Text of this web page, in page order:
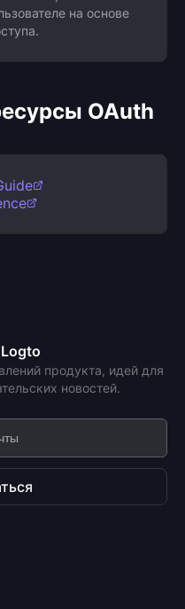
на основе
OAuth
продукта, идей для
новостей.